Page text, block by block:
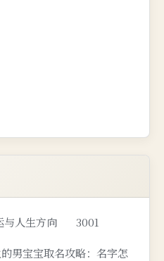
与人生方向 3001
男宝宝取名攻略：名字怎